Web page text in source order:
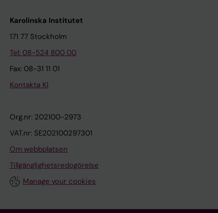
Karolinska Institutet
171 77 Stockholm
Tel: 08-524 800 00
Fax: 08-31 11 01
Kontakta KI
Org.nr: 202100-2973
VAT.nr: SE202100297301
Om webbplatsen
Tillgänglighetsredogörelse
Manage your cookies